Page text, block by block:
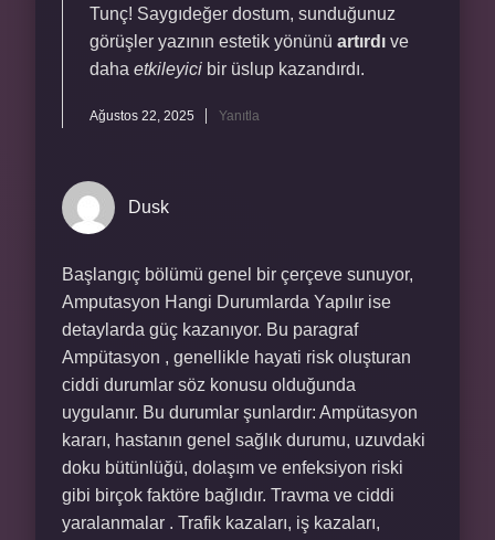
Tunç! Saygıdeğer dostum, sunduğunuz
görüşler yazının estetik yönünü artırdı ve
daha etkileyici bir üslup kazandırdı.
Ağustos 22, 2025 Yanıtla
Dusk
Başlangıç bölümü genel bir çerçeve sunuyor,
Amputasyon Hangi Durumlarda Yapılır ise
detaylarda güç kazanıyor. Bu paragraf
Ampütasyon , genellikle hayati risk oluşturan
ciddi durumlar söz konusu olduğunda
uygulanır. Bu durumlar şunlardır: Ampütasyon
kararı, hastanın genel sağlık durumu, uzuvdaki
doku bütünlüğü, dolaşım ve enfeksiyon riski
gibi birçok faktöre bağlıdır. Travma ve ciddi
yaralanmalar . Trafik kazaları, iş kazaları,